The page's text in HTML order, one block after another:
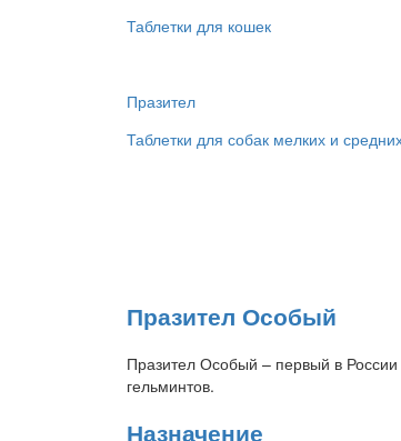
Таблетки для кошек
Празител
Таблетки для собак мелких и
Празител Особый
Празител Особый – первый в
гельминтов.
Назначение